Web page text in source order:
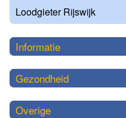
Loodgieter Rijswijk
Informatie
Gezondheid
Overige